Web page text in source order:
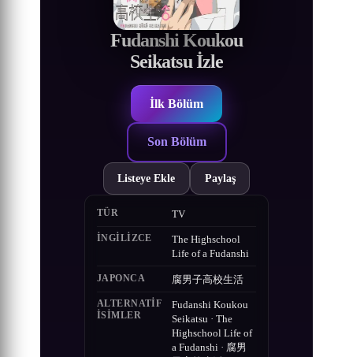
Fudanshi Koukou
Seikatsu İzle
İlk Bölüm
Son Bölüm
Listeye Ekle Paylaş
TÜR TV
İNGILIZCE
The Highschool
Life of a Fudanshi
JAPONCA 腐男子高校生活
ALTERNATIF
ISIMLER
Fudanshi Koukou
Seikatsu · The
Highschool Life of
a Fudanshi · 腐男